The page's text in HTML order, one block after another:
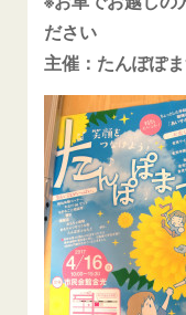
ださい
主催：たんぽぽ